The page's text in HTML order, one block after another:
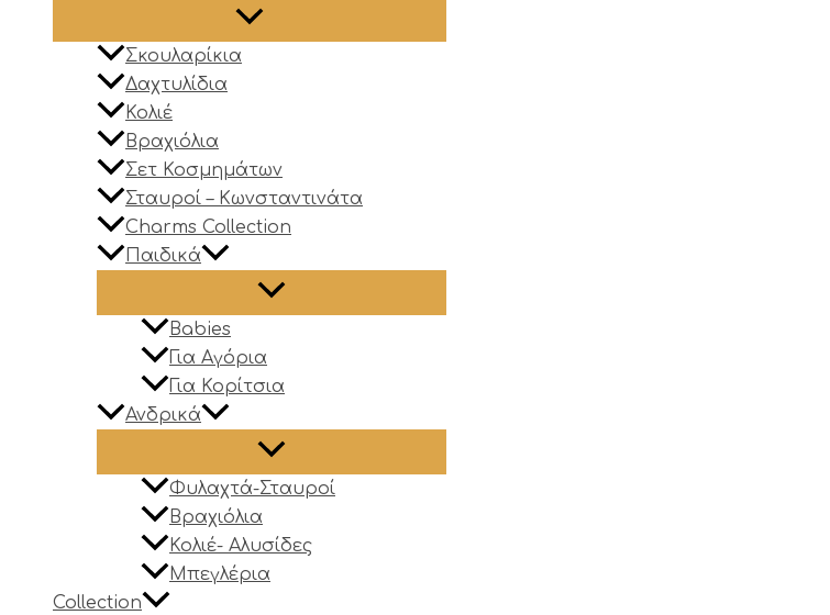
Σκουλαρίκια
Δαχτυλίδια
Κολιέ
Βραχιόλια
Σετ Κοσμημάτων
Σταυροί – Κωνσταντινάτα
Charms Collection
Παιδικά
Babies
Για Αγόρια
Για Κορίτσια
Ανδρικά
Φυλαχτά-Σταυροί
Βραχιόλια
Κολιέ- Αλυσίδες
Μπεγλέρια
Collection